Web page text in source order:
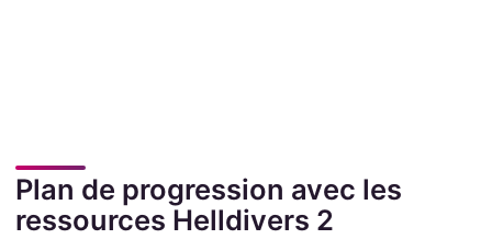
Plan de progression avec les
ressources Helldivers 2